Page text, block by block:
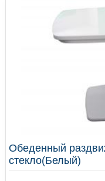
Обеденный
стекло(Белый)